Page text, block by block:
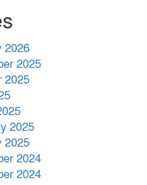
পারবে, কী পারবে না
প্রশাসনের কর্তৃত্ব না থাকায় ধর্ষণ
যাচ্ছে : রিজভী
বনানীতে গাড়িচাপায় পোশাকশ্রমিক
নিহত, সড়ক অবরোধ
2026
2025
2025
2025
2025
2024
2024